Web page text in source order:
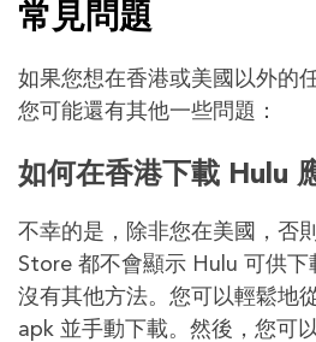
常見問題
如果您想在香港或美國以外的
您可能還有其他一些問題：
如何在香港下載 Hulu
不幸的是，除非您在美國，否
Store 都不會顯示 Hulu 可供下
沒有其他方法。您可以輕鬆地
apk 並手動下載。然後，您可